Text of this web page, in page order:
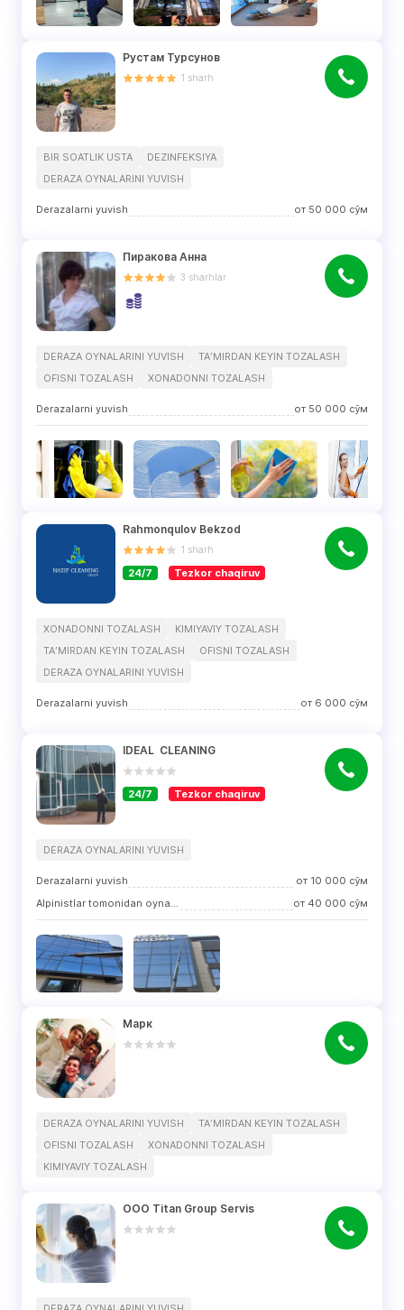
Рустам Турсунов
1 sharh
BIR SOATLIK USTA
DEZINFEKSIYA
DERAZA OYNALARINI YUVISH
Derazalarni yuvish от 50 000 сўм
Пиракова Анна
3 sharhlar
DERAZA OYNALARINI YUVISH
TAʼMIRDAN KEYIN TOZALASH
OFISNI TOZALASH
XONADONNI TOZALASH
Derazalarni yuvish от 50 000 сўм
Rahmonqulov Bekzod
1 sharh
24/7 Tezkor chaqiruv
XONADONNI TOZALASH
KIMIYAVIY TOZALASH
TAʼMIRDAN KEYIN TOZALASH
OFISNI TOZALASH
DERAZA OYNALARINI YUVISH
Derazalarni yuvish от 6 000 сўм
IDEAL  CLEANING
24/7 Tezkor chaqiruv
DERAZA OYNALARINI YUVISH
Derazalarni yuvish от 10 000 сўм
Alpinistlar tomonidan oynalarni tozalash
от 40 000 сўм
Марк
DERAZA OYNALARINI YUVISH
TAʼMIRDAN KEYIN TOZALASH
OFISNI TOZALASH
XONADONNI TOZALASH
KIMIYAVIY TOZALASH
OOO Titan Group Servis